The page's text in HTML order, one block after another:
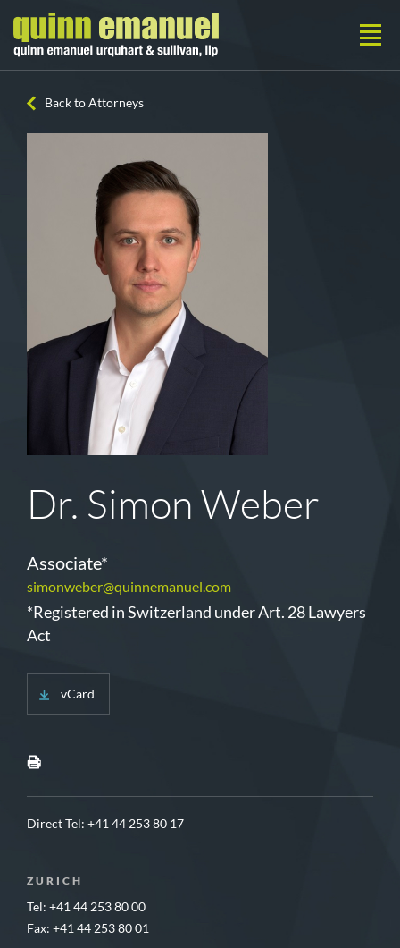
Back to Attorneys
Dr. Simon Weber
Associate*
simonweber@quinnemanuel.com
*Registered in Switzerland under Art. 28 Lawyers
Act
vCard
Direct Tel: +41 44 253 80 17
ZURICH
Tel: +41 44 253 80 00
Fax: +41 44 253 80 01